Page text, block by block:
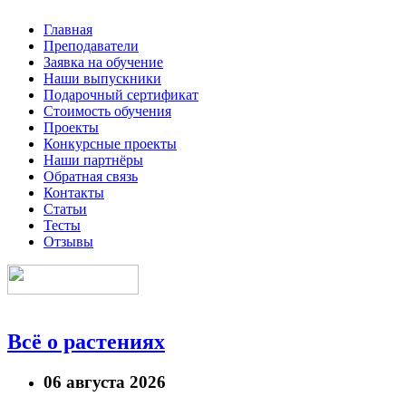
Главная
Преподаватели
Заявка на обучение
Наши выпускники
Подарочный сертификат
Стоимость обучения
Проекты
Конкурсные проекты
Наши партнёры
Обратная связь
Контакты
Статьи
Тесты
Отзывы
Всё о растениях
06 августа 2026